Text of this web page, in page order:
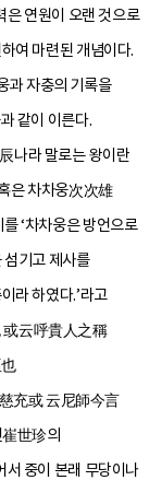
은 연원이 오랜 것으로
여 마련된 개념이다.
과 자충의 기록을
같이 이른다.
나라 말로는 왕이란
은 차차웅次次雄
‘차차웅은 방언으로
섬기고 제사를
라 하였다.’라고
或云呼貴人之稱
充或 云尼師今言
世珍의
서 중이 본래 무당이나